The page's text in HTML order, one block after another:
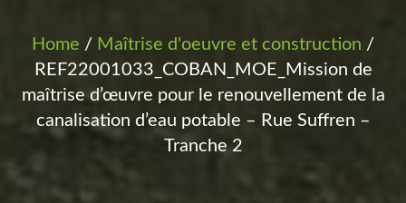
Home / Maîtrise d'oeuvre et construction /
REF22001033_COBAN_MOE_Mission de
maîtrise d’œuvre pour le renouvellement de la
canalisation d’eau potable – Rue Suffren –
Tranche 2